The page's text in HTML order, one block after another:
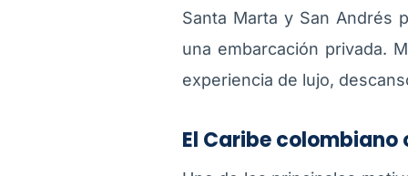
Santa Marta y San Andrés
una embarcación privada.
experiencia de lujo,
El Caribe